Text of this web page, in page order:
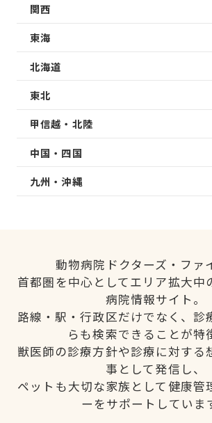
関西
東海
北海道
東北
甲信越・北陸
中国・四国
九州・沖縄
動物病院ドクターズ・ファ
首都圏を中心としてエリア拡大中
病院情報サイト。
路線・駅・行政区だけでなく、診
らも検索できることが特
獣医師の診療方針や診療に対する
事として発信し、
ペットも大切な家族として健康管
ーをサポートしていま